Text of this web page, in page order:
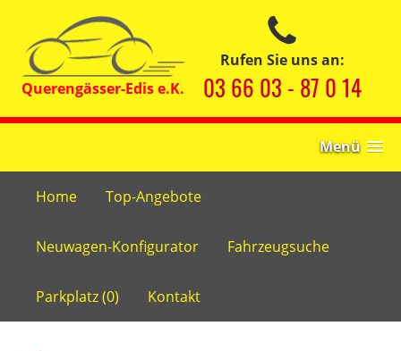
Rufen Sie uns an:
03 66 03 - 87 0 14
Menü
Home Top-Angebote
Neuwagen-Konfigurator Fahrzeugsuche
Parkplatz (0) Kontakt